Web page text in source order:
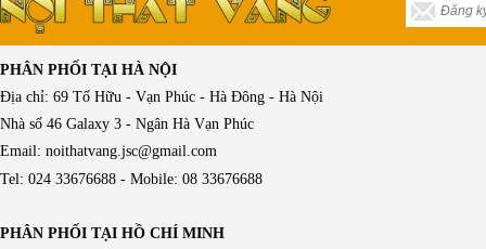
PHÂN PHỐI TẠI HÀ NỘI
Địa chỉ: 69 Tố Hữu - Vạn Phúc - Hà Đông - Hà Nội
Nhà số 46 Galaxy 3 - Ngân Hà Vạn Phúc
Email: noithatvang.jsc@gmail.com
Tel: 024 33676688 - Mobile: 08 33676688
PHÂN PHỐI TẠI HỒ CHÍ MINH